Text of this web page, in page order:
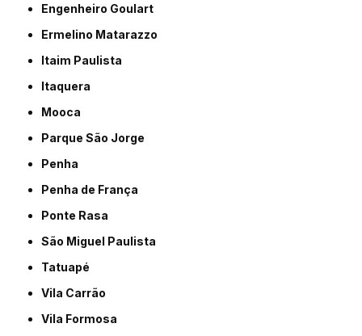
Engenheiro Goulart
Ermelino Matarazzo
Itaim Paulista
Itaquera
Mooca
Parque São Jorge
Penha
Penha de França
Ponte Rasa
São Miguel Paulista
Tatuapé
Vila Carrão
Vila Formosa